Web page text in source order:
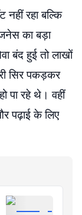
रहा बल्कि
का बड़ा
बंद हुई तो लाखों
सिर पकड़कर
पा रहे थे। वहीं
पढ़ाई के लिए